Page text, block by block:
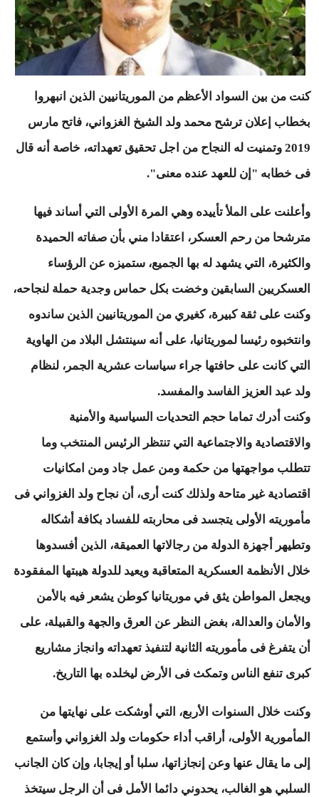
كنت من بين السواد الأعظم من الموريتانيين الذين انبهروا
بخطاب إعلان ترشح محمد ولد الشيخ الغزواني، فاتح مارس
2019 وتمنيت له النجاح من اجل تحقيق تعهداته، خاصة أنه قال
فى خطابه "إن للعهد عنده معنى".
وأعلنت على الملأ تأييده وهي المرة الأولى التي أساند فيها
مترشحا من رحم العسكر، اعتقادا مني بأن صفاته الحميدة
والكثيرة، التي يشهد له بها الجميع، ستميزه عن الرؤساء
العسكريين السابقين وخضت بكل حماس وجدية حملة لنجاحه،
وكنت على ثقة كبيرة، كغيري من الموريتانيين الذين ساندوه
وانتخبوه رئيسا لموريتانيا، على أنه سينتشل البلاد من الهاوية
التي كانت على حافتها جراء سياسات عشرية الجمر، لنظام
ولد عبد العزيز الفاسد والمفسد.
وكنت أدرك تماما حجم التحديات السياسية والأمنية
والاقتصادية والاجتماعية التي تنتظر الرئيس المنتخب وما
تتطلب مواجهتها من حكمة ومن عمل جاد ومن امكانيات
اقتصادية غير متاحة ولذلك كنت أرى، أن نجاح ولد الغزواني فى
مأموريته الأولى يتجسد فى محاربته للفساد بكافة أشكاله
وتطيهر أجهزة الدولة من رجالاتها العميقة، الذين أفسدوها
خلال الأنظمة العسكرية المتعاقبة ويعيد للدولة هيبتها المفقودة
ويجعل المواطن يثق في موريتانيا كوطن يشعر فيه بالأمن
والأمان والعدالة، بغض النظر عن العرق والجهة والقبيلة، على
أن يتفرغ فى مأموريته الثانية لتنفيذ تعهداته وانجاز مشاريع
كبرى تنفع الناس وتمكث فى الأرض ليخلده بها التاريخ.
وكنت خلال السنوات الأربع، التي أوشكت على نهايتها من
المأمورية الأولى، أراقب أداء حكومات ولد الغزواني وأستمع
إلى ما يقال عنها وعن إنجازاتها، سلبا أو إيجابا، وإن كان الجانب
السلبي هو الغالب، يحدوني دائما الأمل فى أن الرجل سيتخذ